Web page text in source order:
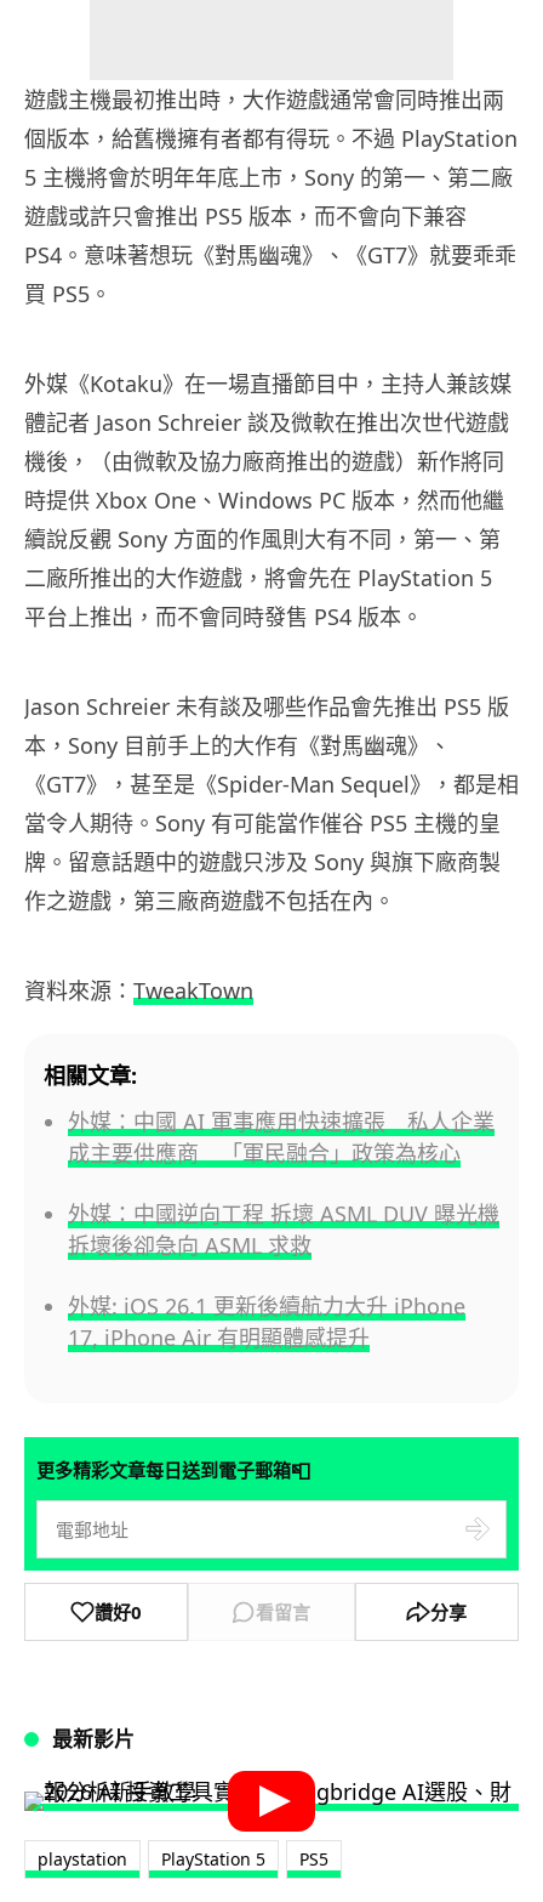
遊戲主機最初推出時，大作遊戲通常會同時推出兩
個版本，給舊機擁有者都有得玩。不過 PlayStation
5 主機將會於明年年底上市，Sony 的第一、第二廠
遊戲或許只會推出 PS5 版本，而不會向下兼容
PS4。意味著想玩《對馬幽魂》、《GT7》就要乖乖
買 PS5。
外媒《Kotaku》在一場直播節目中，主持人兼該媒
體記者 Jason Schreier 談及微軟在推出次世代遊戲
機後，（由微軟及協力廠商推出的遊戲）新作將同
時提供 Xbox One、Windows PC 版本，然而他繼
續說反觀 Sony 方面的作風則大有不同，第一、第
二廠所推出的大作遊戲，將會先在 PlayStation 5
平台上推出，而不會同時發售 PS4 版本。
Jason Schreier 未有談及哪些作品會先推出 PS5 版
本，Sony 目前手上的大作有《對馬幽魂》、
《GT7》，甚至是《Spider-Man Sequel》，都是相
當令人期待。Sony 有可能當作催谷 PS5 主機的皇
牌。留意話題中的遊戲只涉及 Sony 與旗下廠商製
作之遊戲，第三廠商遊戲不包括在內。
資料來源： TweakTown
相關文章:
外媒：中國 AI 軍事應用快速擴張 私人企業
成主要供應商 「軍民融合」政策為核心
外媒：中國逆向工程 拆壞 ASML DUV 曝光機
拆壞後卻急向 ASML 求救
外媒: iOS 26.1 更新後續航力大升 iPhone
17, iPhone Air 有明顯體感提升
更多精彩文章每日送到電子郵箱📮
讚好0 看留言 分享
最新影片
playstation PlayStation 5 PS5